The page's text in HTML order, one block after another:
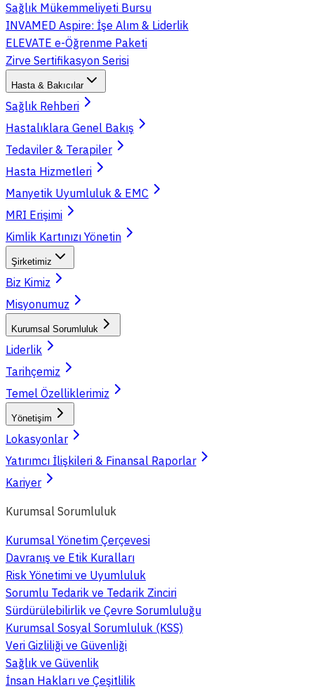
Sağlık Mükemmeliyeti Bursu
INVAMED Aspire: İşe Alım & Liderlik
ELEVATE e-Öğrenme Paketi
Zirve Sertifikasyon Serisi
Hasta & Bakıcılar
Sağlık Rehberi
Hastalıklara Genel Bakış
Tedaviler & Terapiler
Hasta Hizmetleri
Manyetik Uyumluluk & EMC
MRI Erişimi
Kimlik Kartınızı Yönetin
Şirketimiz
Biz Kimiz
Misyonumuz
Kurumsal Sorumluluk
Liderlik
Tarihçemiz
Temel Özelliklerimiz
Yönetişim
Lokasyonlar
Yatırımcı İlişkileri & Finansal Raporlar
Kariyer
Kurumsal Sorumluluk
Kurumsal Yönetim Çerçevesi
Davranış ve Etik Kuralları
Risk Yönetimi ve Uyumluluk
Sorumlu Tedarik ve Tedarik Zinciri
Sürdürülebilirlik ve Çevre Sorumluluğu
Kurumsal Sosyal Sorumluluk (KSS)
Veri Gizliliği ve Güvenliği
Sağlık ve Güvenlik
İnsan Hakları ve Çeşitlilik